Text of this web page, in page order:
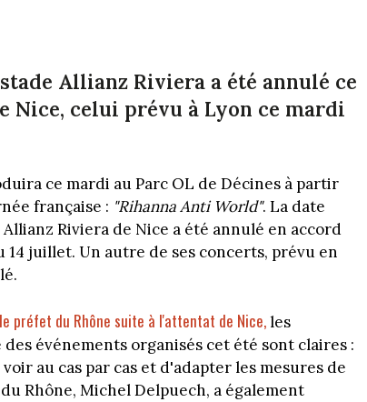
Allianz Riviera a été annulé ce
Nice, celui prévu à Lyon ce mardi
ce mardi au Parc OL de Décines à partir
française : "Rihanna Anti World". La date
Riviera de Nice a été annulé en accord
juillet. Un autre de ses concerts, prévu en
préfet du Rhône suite à l'attentat de Nice,les
événements organisés cet été sont claires :
au cas par cas et d'adapter les mesures de
Rhône, Michel Delpuech, a également